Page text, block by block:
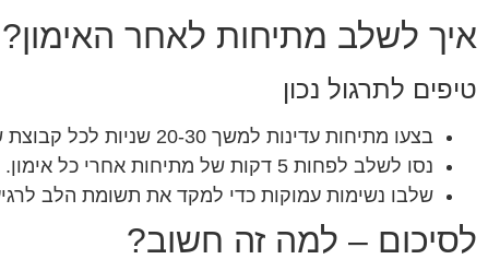
איך לשלב מתיחות לאחר האימון?
טיפים לתרגול נכון
בצעו מתיחות עדינות למשך 20-30 שניות לכל קבוצת שרירים.
נסו לשלב לפחות 5 דקות של מתיחות אחרי כל אימון.
שלבו נשימות עמוקות כדי למקד את תשומת הלב
לסיכום – למה זה חשוב?